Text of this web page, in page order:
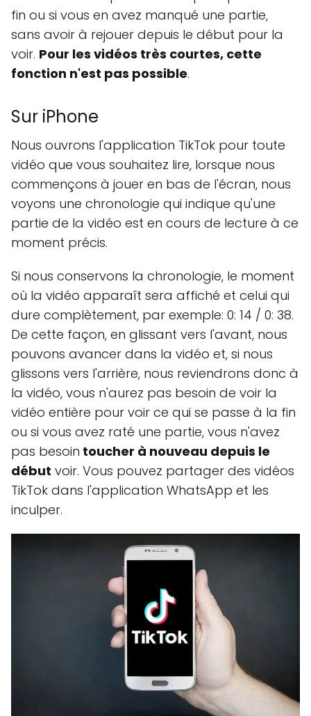
fin ou si vous en avez manqué une partie,
sans avoir à rejouer depuis le début pour la
voir. Pour les vidéos très courtes, cette
fonction n'est pas possible.
Sur iPhone
Nous ouvrons l'application TikTok pour toute
vidéo que vous souhaitez lire, lorsque nous
commençons à jouer en bas de l'écran, nous
voyons une chronologie qui indique qu'une
partie de la vidéo est en cours de lecture à ce
moment précis.
Si nous conservons la chronologie, le moment
où la vidéo apparaît sera affiché et celui qui
dure complètement, par exemple: 0: 14 / 0: 38.
De cette façon, en glissant vers l'avant, nous
pouvons avancer dans la vidéo et, si nous
glissons vers l'arrière, nous reviendrons donc à
la vidéo, vous n'aurez pas besoin de voir la
vidéo entière pour voir ce qui se passe à la fin
ou si vous avez raté une partie, vous n'avez
pas besoin toucher à nouveau depuis le
début voir. Vous pouvez partager des vidéos
TikTok dans l'application WhatsApp et les
inculper.